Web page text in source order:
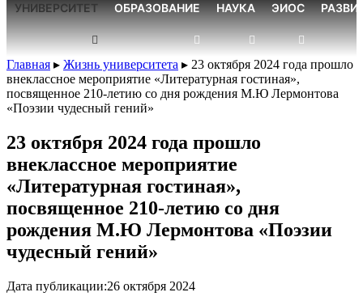
УНИВЕРСИТЕТ ОБРАЗОВАНИЕ НАУКА ЭИОС
Главная ▸ Жизнь университета ▸ 23 октября 2024 года прошло
внеклассное мероприятие «Литературная гостиная»,
посвященное 210-летию со дня рождения М.Ю Лермонтова
«Поэзии чудесный гений»
23 октября 2024 года прошло
внеклассное мероприятие
«Литературная гостиная»,
посвященное 210-летию со дня
рождения М.Ю Лермонтова «Поэзии
чудесный гений»
Дата публикации:26 октября 2024